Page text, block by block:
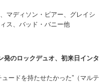
マディソン・ビアー、グレイシ
ス、バッド・バニー他
発のロックデュオ、初来日インタ
ードを持たせたかった”（マルテ